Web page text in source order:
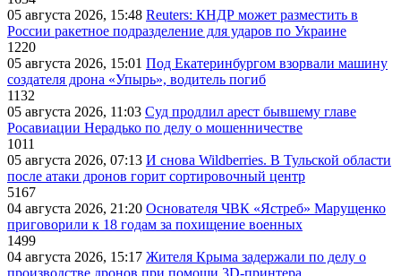
05 августа 2026, 15:48 Reuters: КНДР может разместить в
России ракетное подразделение для ударов по Украине
1220
05 августа 2026, 15:01 Под Екатеринбургом взорвали машину
создателя дрона «Упырь», водитель погиб
1132
05 августа 2026, 11:03 Суд продлил арест бывшему главе
Росавиации Нерадько по делу о мошенничестве
1011
05 августа 2026, 07:13 И снова Wildberries. В Тульской области
после атаки дронов горит сортировочный центр
5167
04 августа 2026, 21:20 Основателя ЧВК «Ястреб» Марущенко
приговорили к 18 годам за похищение военных
1499
04 августа 2026, 15:17 Жителя Крыма задержали по делу о
производстве дронов при помощи 3D‑принтера